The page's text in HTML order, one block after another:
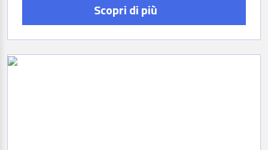
Scopri di più